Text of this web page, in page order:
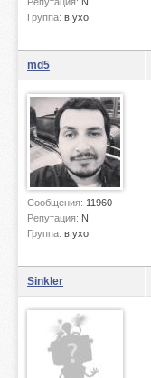
Группа: в ухо
md5
Сообщения: 11960
Репутация: N
Группа: в ухо
Sinkler